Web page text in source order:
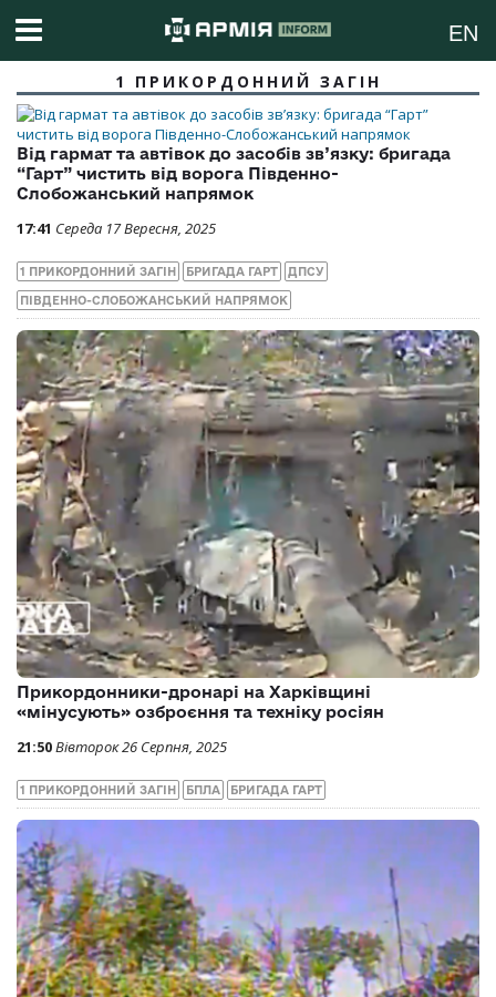
EN
1 ПРИКОРДОННИЙ ЗАГІН
Від гармат та автівок до засобів зв’язку: бригада
“Гарт” чистить від ворога Південно-
Слобожанський напрямок
17:41 Середа 17 Вересня, 2025
1 ПРИКОРДОННИЙ ЗАГІН БРИГАДА ГАРТ ДПСУ
ПІВДЕННО-СЛОБОЖАНСЬКИЙ НАПРЯМОК
Прикордонники-дронарі на Харківщині
«мінусують» озброєння та техніку росіян
21:50Вівторок 26 Серпня, 2025
1 ПРИКОРДОННИЙ ЗАГІН БПЛА БРИГАДА ГАРТ